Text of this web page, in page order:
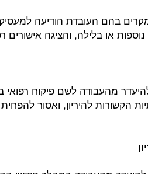
בהם העובדת הודיעה
או בלילה, והציגה אישורים
מהעבודה לשם פיקוח רפואי
הקשורות להיריון, ואסור